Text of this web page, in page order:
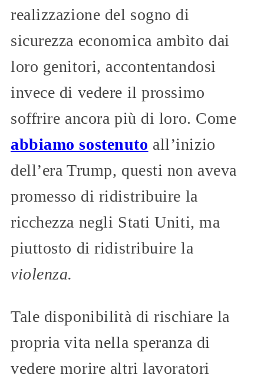
realizzazione del sogno di
sicurezza economica ambìto dai
loro genitori, accontentandosi
invece di vedere il prossimo
soffrire ancora più di loro. Come
abbiamo sostenuto all’inizio
dell’era Trump, questi non aveva
promesso di ridistribuire la
ricchezza negli Stati Uniti, ma
piuttosto di ridistribuire la
violenza.
Tale disponibilità di rischiare la
propria vita nella speranza di
vedere morire altri lavoratori